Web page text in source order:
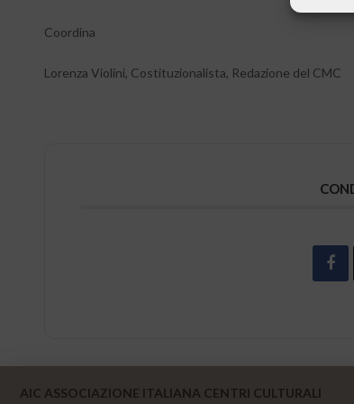
Coordina
Lorenza Violini, Costituzionalista, Redazione del CMC
AIC ASSOCIAZIONE ITALIANA CENTRI CULTURALI